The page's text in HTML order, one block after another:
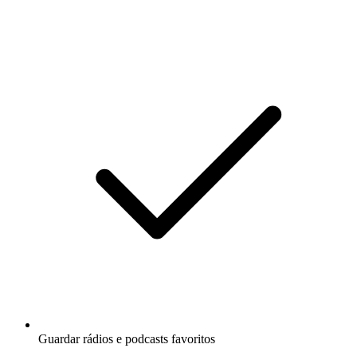
Guardar rádios e podcasts favoritos